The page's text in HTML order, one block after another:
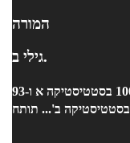
המורה
גילי ב.
גילי מורה מעולה! רק בזכותו קיבלתי 100 בסטטיסטיקה א ו-93
בסטטיסטיקה ב'... תותח